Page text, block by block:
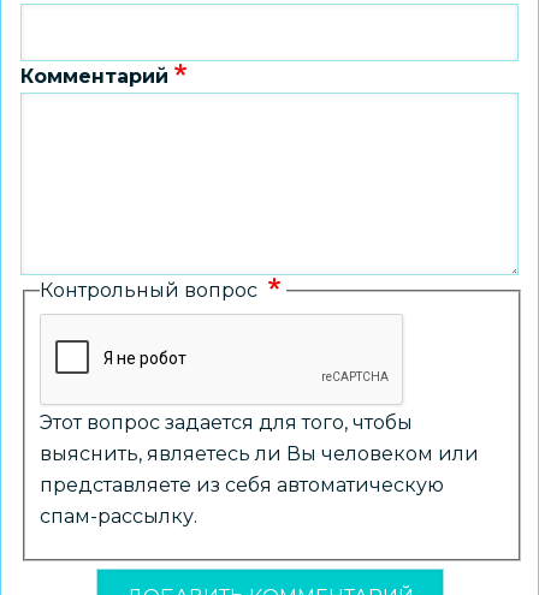
Комментарий
Контрольный вопрос
Этот вопрос задается для того, чтобы
выяснить, являетесь ли Вы человеком или
представляете из себя автоматическую
спам-рассылку.